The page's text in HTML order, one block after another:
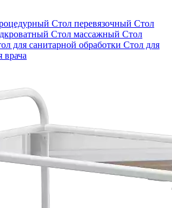
Стол перевязочный Стол
Стол массажный Стол
для санитарной обработки Стол для
врача